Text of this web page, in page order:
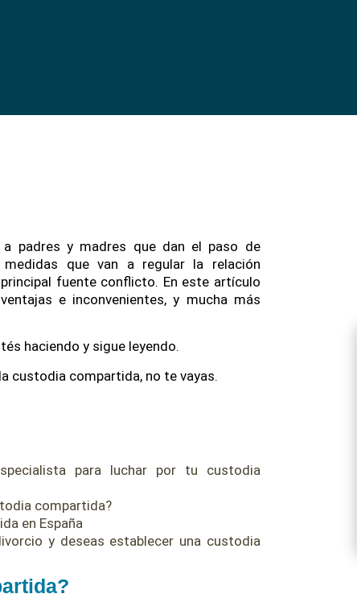
padres y madres que dan el paso de
que van a regular la relación
fuente conflicto. En este artículo
e inconvenientes, y mucha más
haciendo y sigue leyendo.
custodia compartida, no te vayas.
para luchar por tu custodia
compartida?
en España
y deseas establecer una custodia